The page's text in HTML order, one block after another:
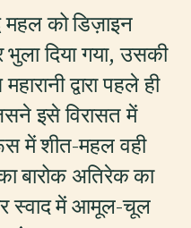
को डिज़ाइन
दिया गया, उसकी
द्वारा पहले ही
इसे विरासत में
में शीत-महल वही
बारोक अतिरेक का
स्वाद में आमूल-चूल